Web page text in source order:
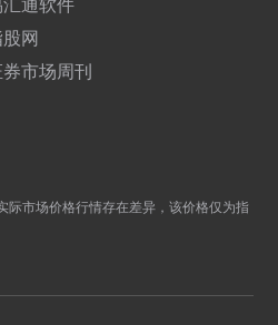
网
市场周刊
际市场价格行情存在差异，该价格仅为指